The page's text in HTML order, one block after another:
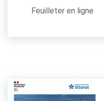
Feuilleter en ligne